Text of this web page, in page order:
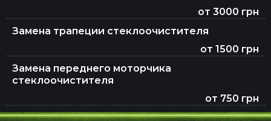
от 3000 грн
Замена трапеции стеклоочистителя
от 1500 грн
Замена переднего моторчика
стеклоочистителя
от 750 грн